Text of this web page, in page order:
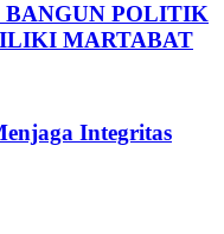
BANGUN POLITIK
MARTABAT
Integritas